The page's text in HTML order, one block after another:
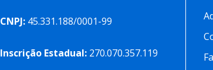
CNPJ: 45.331.188/0001-99
Inscrição Estadual: 270.070.357.119